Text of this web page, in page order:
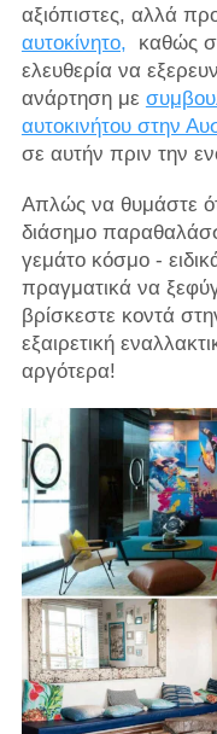
αξιόπιστες, αλλά
αυτοκίνητο, καθώς
ελευθερία να
ανάρτηση με
αυτοκινήτου στην
σε αυτήν πριν την
Απλώς να θυμάστε
διάσημο
γεμάτο κόσμο -
πραγματικά να
βρίσκεστε κοντά
εξαιρετική
αργότερα!